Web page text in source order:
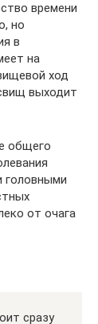
времени
но
в
на
ход
выходит
общего
головными
от очага
сразу